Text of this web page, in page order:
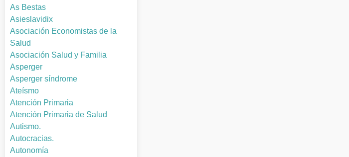
As Bestas
Asieslavidix
Asociación Economistas de la
Salud
Asociación Salud y Familia
Asperger
Asperger síndrome
Ateísmo
Atención Primaria
Atención Primaria de Salud
Autismo.
Autocracias.
Autonomía